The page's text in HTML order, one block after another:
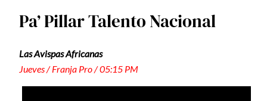
Pa’ Pillar Talento Nacional
Las Avispas Africanas
Jueves / Franja Pro / 05:15 PM